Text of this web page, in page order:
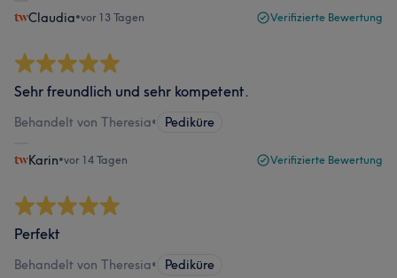
Claudia•vor 13 Tagen Verifizierte Bewertung
Sehr freundlich und sehr kompetent.
Behandelt von Theresia• Pediküre
Karin•vor 14 Tagen Verifizierte Bewertung
Perfekt
Behandelt von Theresia• Pediküre